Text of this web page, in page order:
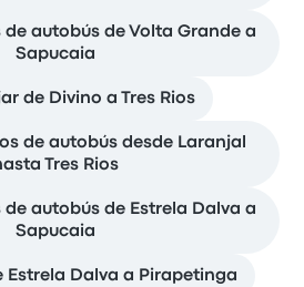
autobús de Volta Grande a
Sapucaia
de Divino a Tres Rios
de autobús desde Laranjal
Tres Rios
autobús de Estrela Dalva a
Sapucaia
Estrela Dalva a Pirapetinga